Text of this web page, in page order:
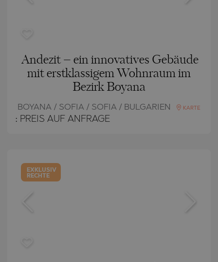
Andezit – ein innovatives Gebäude
mit erstklassigem Wohnraum im
Bezirk Boyana
BOYANA / SOFIA / SOFIA / BULGARIEN KARTE
: PREIS AUF ANFRAGE
EXKLUSIV
RECHTE